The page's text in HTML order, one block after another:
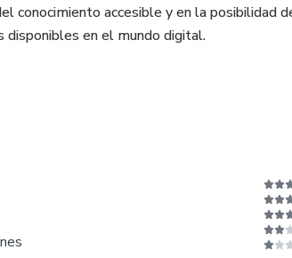
conocimiento accesible y en la posibilidad
disponibles en el mundo digital.